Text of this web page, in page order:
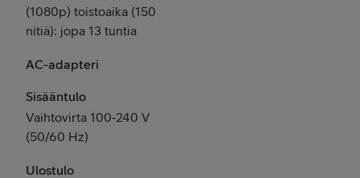
(1080p) toistoaika (150
nitiä): jopa 13 tuntia
AC-adapteri
Sisääntulo
Vaihtovirta 100-240 V
(50/60 Hz)
Ulostulo